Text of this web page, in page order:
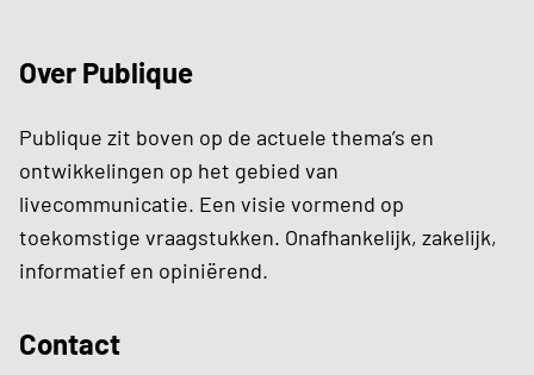
Over Publique
Publique zit boven op de actuele thema’s en
ontwikkelingen op het gebied van
livecommunicatie. Een visie vormend op
toekomstige vraagstukken. Onafhankelijk, zakelijk,
informatief en opiniërend.
Contact